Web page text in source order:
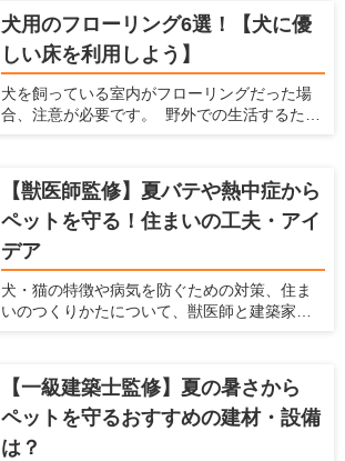
な不都合が出てきます。 そんな時には、マッ
トを敷くことで解決できる場合があります。
ここでは、ペット用のマットを敷いた方がい
い場合と、マットを選ぶ時に注意すべきポイ
ント、おすすめのペット用マットを紹介しま
す。 あらゆるメーカーの商品をチェックして
犬用のフローリング6選！【犬に優
しい床を利用しよう】
犬を飼っている室内がフローリングだった場
合、注意が必要です。 野外での生活するため
は犬の体にダメージを与えますし、将来の病
気を引き起こす可能性もあるのです。 犬を飼
われている愛犬家の方は、犬用のフローリン
グに変えることを検討してみてはいかがで
しょうか。 この記事では、フローリングが犬
に与えるダメージを紹介するとともに、愛犬
家住宅だからこそわかる「犬に優しいフロー
【獣医師監修】夏バテや熱中症から
ペットを守る！住まいの工夫・アイ
デア
犬・猫の特徴や病気を防ぐための対策、住ま
いのつくりかたについて、獣医師と建築家の
【一級建築士監修】夏の暑さから
ペットを守るおすすめの建材・設備
は？